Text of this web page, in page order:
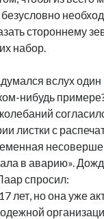
безусловно
стороннему
набор.
вслух
нибудь
листки с
в аварию».
спросил:
лет, но она уже